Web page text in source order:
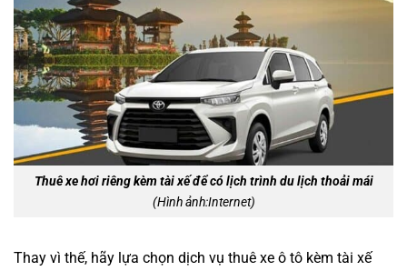
Thuê xe hơi riêng kèm tài xế để có lịch trình du lịch thoải mái
(Hình ảnh:Internet)
Thay vì thế, hãy lựa chọn dịch vụ thuê xe ô tô kèm tài xế